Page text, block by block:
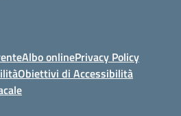
Albo onlinePrivacy Policy
Obiettivi di Accessibilità